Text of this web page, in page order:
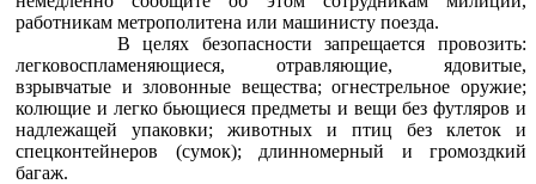
работникам метрополитена или машинисту поезда.
В целях безопасности запрещается провозить:
легковоспламеняющиеся, отравляющие, ядовитые,
взрывчатые и зловонные вещества; огнестрельное оружие;
колющие и легко бьющиеся предметы и вещи без футляров и
надлежащей упаковки; животных и птиц без клеток и
спецконтейнеров (сумок); длинномерный и громоздкий
багаж.